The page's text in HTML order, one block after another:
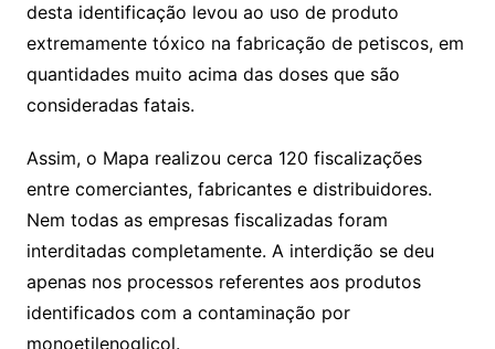
desta identificação levou ao uso de produto
extremamente tóxico na fabricação de petiscos, em
quantidades muito acima das doses que são
consideradas fatais.
Assim, o Mapa realizou cerca 120 fiscalizações
entre comerciantes, fabricantes e distribuidores.
Nem todas as empresas fiscalizadas foram
interditadas completamente. A interdição se deu
apenas nos processos referentes aos produtos
identificados com a contaminação por
monoetilenoglicol.